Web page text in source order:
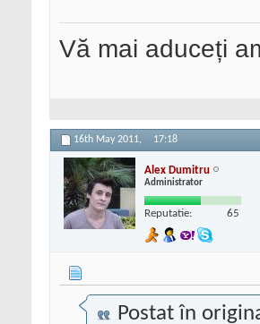
Vă mai aduceți
16th May 2011, 17:18
Alex Dumitru
Administrator
Reputatie: 65
Postat în